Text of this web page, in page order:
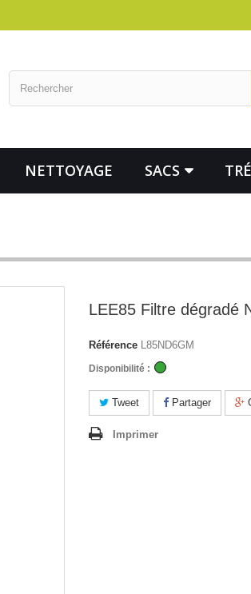
NETTOYAGE SACS
LEE85 Filtre dégradé
Référence L85ND6GM
Disponibilité :
Tweet Partager
Imprimer